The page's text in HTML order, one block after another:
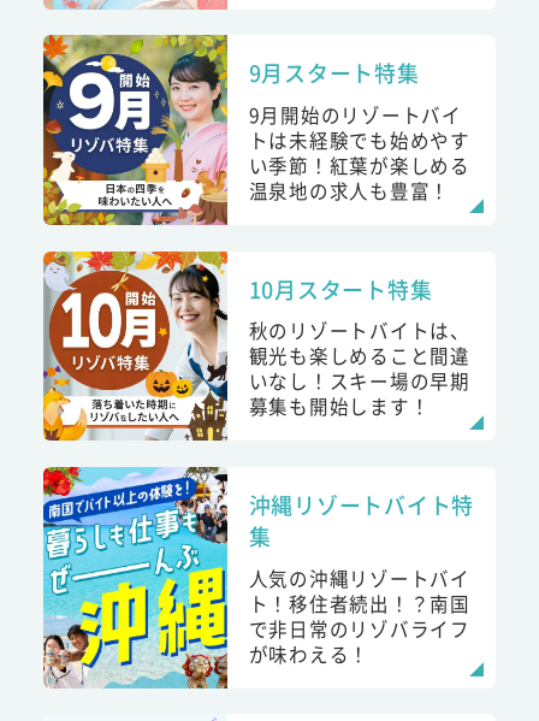
9月スタート特集
9月開始のリゾートバイ
トは未経験でも始めやす
い季節！紅葉が楽しめる
温泉地の求人も豊富！
10月スタート特集
秋のリゾートバイトは、
観光も楽しめること間違
いなし！スキー場の早期
募集も開始します！
沖縄リゾートバイト特
集
人気の沖縄リゾートバイ
ト！移住者続出！？南国
で非日常のリゾバライフ
が味わえる！